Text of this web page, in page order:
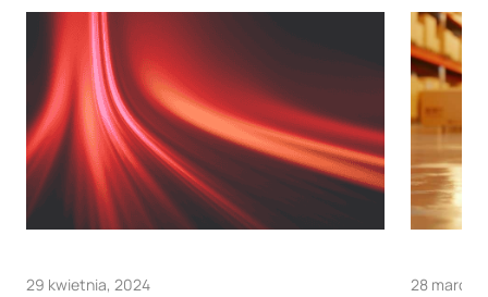
29 kwietnia, 2024 28 marca,